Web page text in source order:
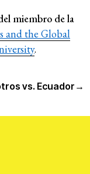
miembro de la
and the Global
.
vs. Ecuador →